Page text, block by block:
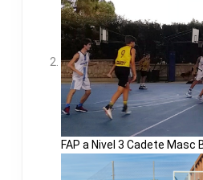
FAP a Nivel 3 Cadete Masc